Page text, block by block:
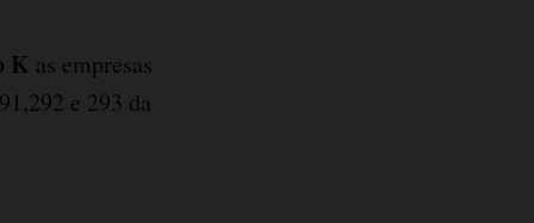
K as empresas
e 293 da